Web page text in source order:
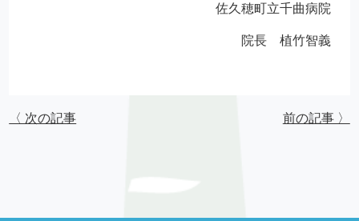
佐久穂町立千曲病院
院長 植竹智義
〈 次の記事 前の記事 〉